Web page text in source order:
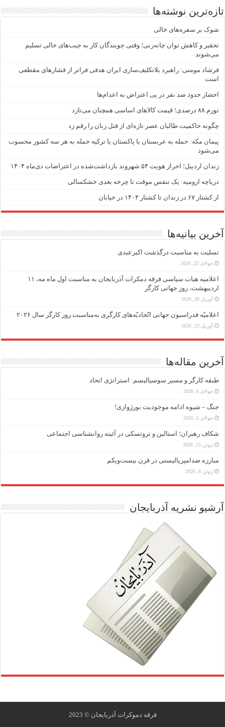
تازه‌ترین نوشته‌ها
شوک بر سفره‌های خالی
تحقیر و کاهش توان چانه‌زنی؛ وقتی جویندگان کار به جیب‌‌های خالی تسلیم
می‌شوند
فرشاد مومنی: راهبرد بلاتکلیف‌سازی ایران هدفی فراتر از فشارهای مقطعی
است
احضار حدود صد نفر در پی اعتراض به اعدام‌ها
تورم ۸۸ درصدی؛ قیمت کالاهای اساسی همچنان می‌تازد
چگونه حاکمیت طالبان عصر تازه‌ای از قتل زنان را رقم زد
پیمان مکه: حمله به عربستان یا پاکستان یا ترکیه حمله به هر سه کشور محسوب
می‌شود
زندان اردبیل؛ احراز هویت ۵۴ شهروند بازداشت‌شده در اعتراضات دی‌ماه ۱۴۰۴
دریاچه ارومیه: یک تنفس موقت تا چرخه بعدی خشکسالی
از کشتار ۶۷ در زندان تا کشتار ۱۴۰۴ در خیابان
آخرین بیانیه‌ها
تسلیت به مناسبت درگذشت اکبرعبدی
جولای 25, 2026
اعلامیه هیات سیاسی فرقه دمکرات آذربایجان به مناسبت اول ماه مه، ۱۱
اردیبهشت، روز جهانی کارگر
آوریل 30, 2026
اعلامیّه فدراسیون جهانی اتّحادیّه‌های کارگری به‌مناسبت روز کارگر سال ۲۰۲۶
آوریل 23, 2026
آخرین مقاله‌ها
طبقه کارگر و مسیر سوسیالیسم: استراتژی اتحاد
جولای 6, 2026
جنگ – شیوه ادامه موجودیت بورژوازی!
جولای 5, 2026
شکاف رهبران؛ استالین و تروتسکی در آئینه روانشناسی اجتماعی
ژوئن 15, 2026
مبارزه ضد‌امپریالیستی در قرن بیست‌ویکم
ژوئن 8, 2026
آرشیو نشریه آذربایجان
فرقه دموکرات ‫آذربایجان‬ © 2023